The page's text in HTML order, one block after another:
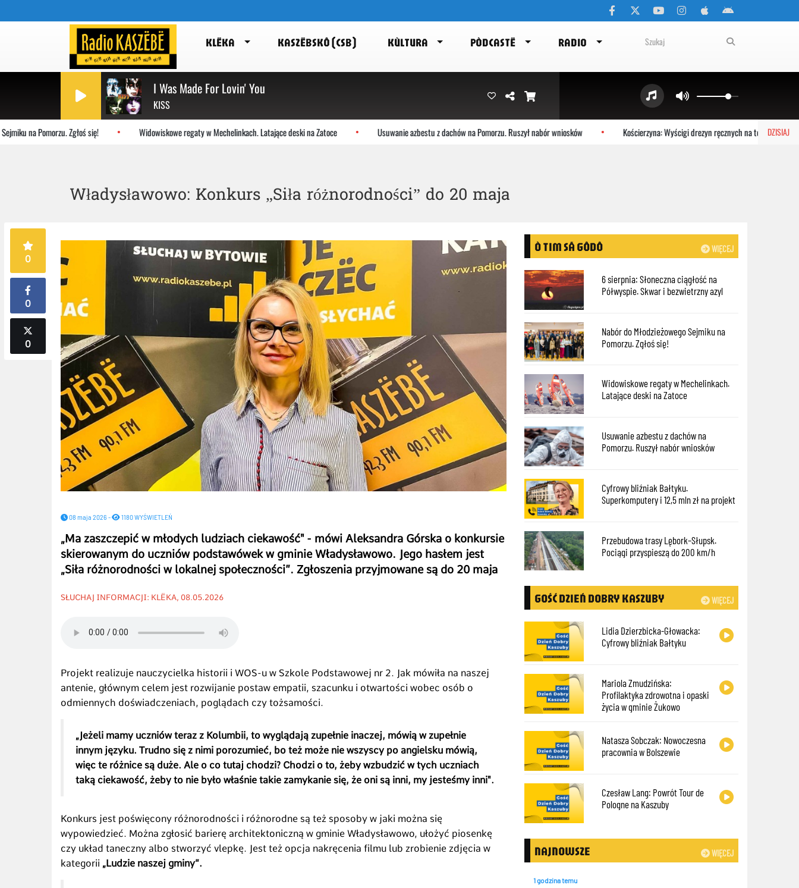
KLËKA KASZËBSKÔ (CSB) KÙLTURA PÒDCASTË RADIO
I Was Made For Lovin' You
KISS
DZISIAJ
na Pomorzu. Zgłoś się! Widowiskowe regaty w Mechelinkach. Latające deski na Zatoce Usuwanie azbestu z dachów na Pomorzu. Ruszył nabór wniosków Kościerzyna: Wyścigi drezyn ręcznych na torach
Władysławowo: Konkurs „Siła różnorodności” do 20 maja
0
0
0
08 maja 2026 - 1180 WYŚWIETLEŃ
„Ma zaszczepić w młodych ludziach ciekawość" - mówi Aleksandra Górska o konkursie
skierowanym do uczniów podstawówek w gminie Władysławowo. Jego hasłem jest
„Siła różnorodności w lokalnej społeczności”. Zgłoszenia przyjmowane są do 20 maja
SŁUCHAJ INFORMACJI: KLËKA, 08.05.2026
Projekt realizuje nauczycielka historii i WOS-u w Szkole Podstawowej nr 2. Jak mówiła na naszej
antenie, głównym celem jest rozwijanie postaw empatii, szacunku i otwartości wobec osób o
odmiennych doświadczeniach, poglądach czy tożsamości.
„Jeżeli mamy uczniów teraz z Kolumbii, to wyglądają zupełnie inaczej, mówią w zupełnie
innym języku. Trudno się z nimi porozumieć, bo też może nie wszyscy po angielsku mówią,
więc te różnice są duże. Ale o co tutaj chodzi? Chodzi o to, żeby wzbudzić w tych uczniach
taką ciekawość, żeby to nie było właśnie takie zamykanie się, że oni są inni, my jesteśmy inni".
Konkurs jest poświęcony różnorodności i różnorodne są też sposoby w jaki można się
wypowiedzieć. Można zgłosić barierę architektoniczną w gminie Władysławowo, ułożyć piosenkę
czy układ taneczny albo stworzyć vlepkę. Jest też opcja nakręcenia filmu lub zrobienie zdjęcia w
kategorii „Ludzie naszej gminy”.
WIĘCEJ
Ò TIM SÃ GÔDÔ
6 sierpnia: Słoneczna ciągłość na
Półwyspie. Skwar i bezwietrzny azyl
Nabór do Młodzieżowego Sejmiku na
Pomorzu. Zgłoś się!
Widowiskowe regaty w Mechelinkach.
Latające deski na Zatoce
Usuwanie azbestu z dachów na
Pomorzu. Ruszył nabór wniosków
Cyfrowy bliźniak Bałtyku.
Superkomputery i 12,5 mln zł na projekt
Przebudowa trasy Lębork–Słupsk.
Pociągi przyspieszą do 200 km/h
WIĘCEJ
GOŚĆ DZIEŃ DOBRY KASZUBY
Lidia Dzierzbicka-Głowacka:
Cyfrowy bliźniak Bałtyku
Mariola Zmudzińska:
Profilaktyka zdrowotna i opaski
życia w gminie Żukowo
Natasza Sobczak: Nowoczesna
pracownia w Bolszewie
Czesław Lang: Powrót Tour de
Pologne na Kaszuby
WIĘCEJ
NAJNOWSZE
1 godzina temu